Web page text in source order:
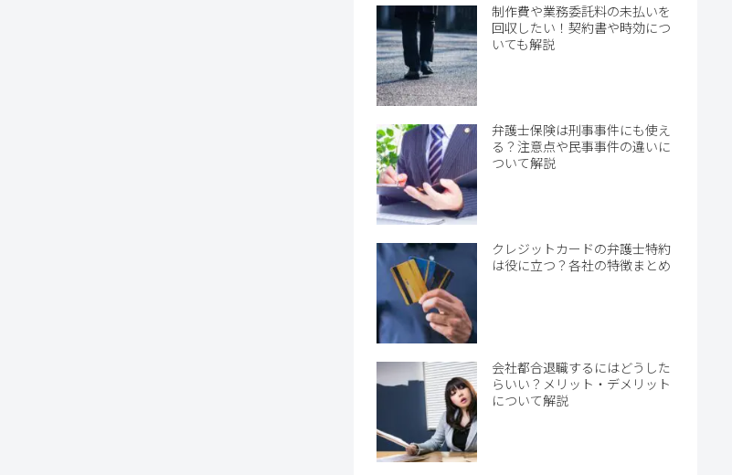
制作費や業務委託料の未払いを
回収したい！契約書や時効につ
いても解説
弁護士保険は刑事事件にも使え
る？注意点や民事事件の違いに
ついて解説
クレジットカードの弁護士特約
は役に立つ？各社の特徴まとめ
会社都合退職するにはどうした
らいい？メリット・デメリット
について解説